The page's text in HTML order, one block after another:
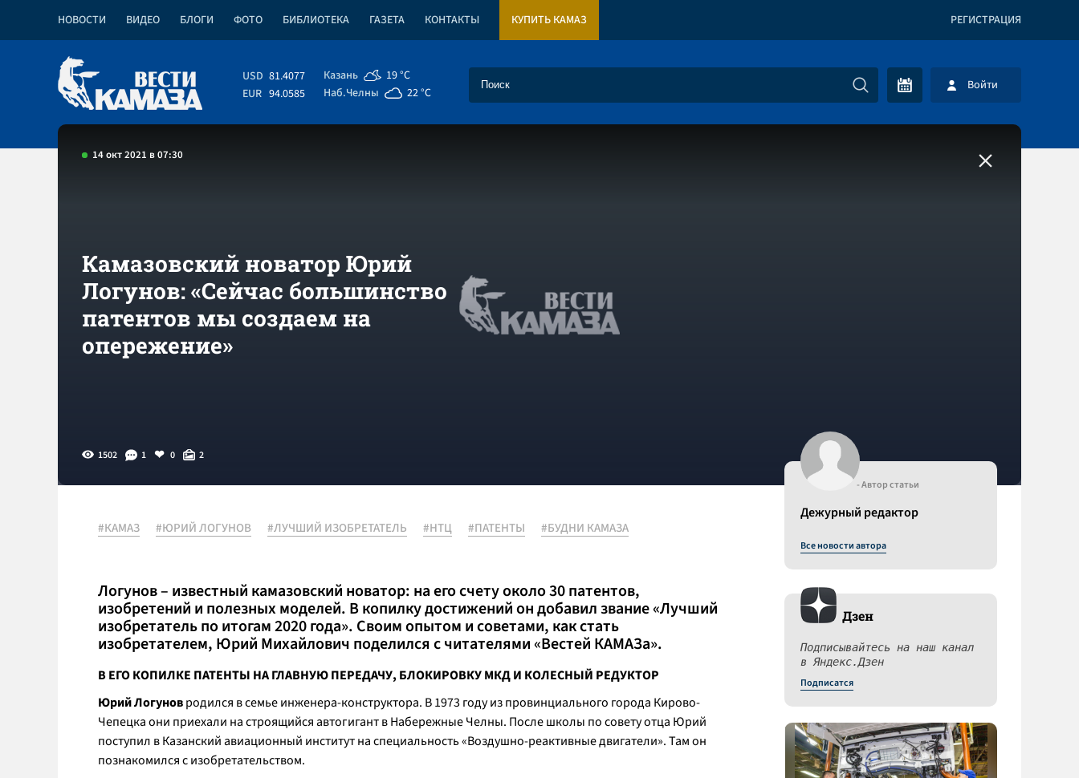
НОВОСТИ ВИДЕО БЛОГИ ФОТО БИБЛИОТЕКА ГАЗЕТА КОНТАКТЫ КУПИТЬ КАМАЗ РЕГИСТРАЦИЯ
USD 81.4077
EUR 94.0585
Казань
19 °C
Наб.Челны
22 °C Войти
14 окт 2021 в 07:30
Камазовский новатор Юрий
Логунов: «Сейчас большинство
патентов мы создаем на
опережение»
1502 1 0 2
#КАМАЗ #ЮРИЙ ЛОГУНОВ #ЛУЧШИЙ ИЗОБРЕТАТЕЛЬ #НТЦ #ПАТЕНТЫ #БУДНИ КАМАЗА
Логунов – известный камазовский новатор: на его счету около 30 патентов,
изобретений и полезных моделей. В копилку достижений он добавил звание «Лучший
изобретатель по итогам 2020 года». Своим опытом и советами, как стать
изобретателем, Юрий Михайлович поделился с читателями «Вестей КАМАЗа».
В ЕГО КОПИЛКЕ ПАТЕНТЫ НА ГЛАВНУЮ ПЕРЕДАЧУ, БЛОКИРОВКУ МКД И КОЛЕСНЫЙ РЕДУКТОР
Юрий Логуновродился в семье инженера-конструктора. В 1973 году из провинциального города Кирово-
Чепецка они приехали на строящийся автогигант в Набережные Челны. После школы по совету отца Юрий
поступил в Казанский авиационный институт на специальность «Воздушно-реактивные двигатели». Там он
познакомился с изобретательством.
- Автор статьи
Дежурный редактор
Все новости автора
Дзен
Подписывайтесь на наш канал
в Яндекс.Дзен
Подписатся